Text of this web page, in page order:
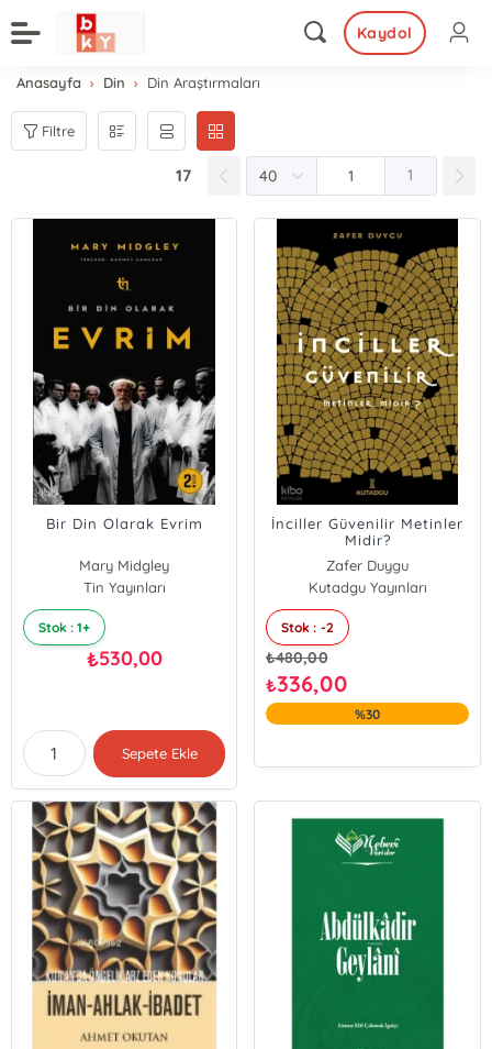
Kaydol
Anasayfa Din Din Araştırmaları
Filtre
17 1
Bir Din Olarak Evrim
Mary Midgley
Tin Yayınları
Stok : 1+
₺530,00
Sepete Ekle
İnciller Güvenilir Metinler
Midir?
Zafer Duygu
Kutadgu Yayınları
Stok : -2
₺480,00
₺336,00
%30